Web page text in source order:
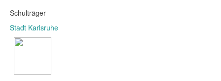
Schulträger
Stadt Karlsruhe